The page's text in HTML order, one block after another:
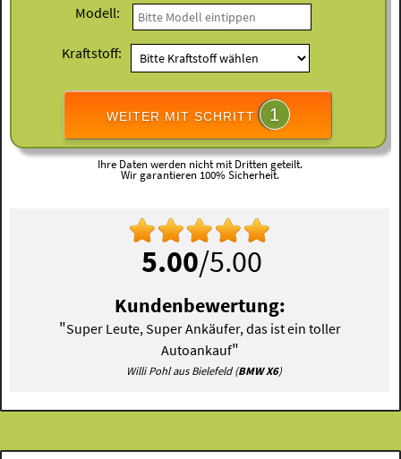
Modell:
Kraftstoff:
WEITER MIT SCHRITT 1
Ihre Daten werden nicht mit Dritten geteilt.
Wir garantieren 100% Sicherheit.
5.00/5.00
Kundenbewertung:
"Super Leute, Super Ankäufer, das ist ein toller
Autoankauf"
Willi Pohl aus Bielefeld (BMW X6)